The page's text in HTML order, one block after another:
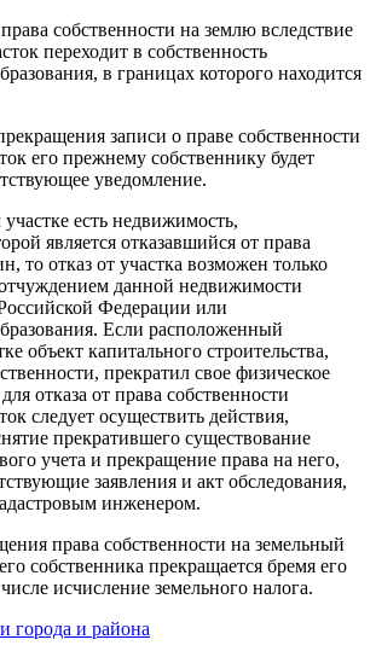
собственности на землю вследствие
переходит в собственность
в границах которого находится
записи о праве собственности
его прежнему собственнику будет
уведомление.
есть недвижимость,
является отказавшийся от права
то отказ от участка возможен только
данной недвижимости
Федерации или
Если расположенный
объект капитального строительства,
прекратил свое физическое
отказа от права собственности
следует осуществить действия,
прекратившего существование
учета и прекращение права на него,
заявления и акт обследования,
инженером.
права собственности на земельный
собственника прекращается бремя его
исчисление земельного налога.
города и района